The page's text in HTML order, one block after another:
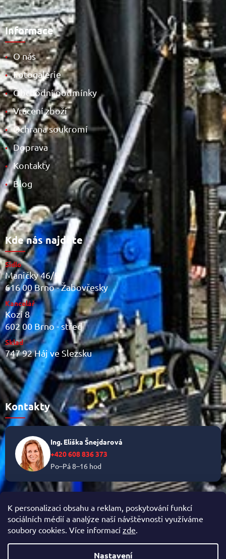
K personalizaci obsahu a reklam, poskytování funkcí
sociálních médií a analýze naší návštěvnosti využíváme
soubory cookies. Více informací zde.
Nastavení
Informace
• O nás
• Fotogalerie
• Obchodní podmínky
• Vrácení zboží
• Ochrana soukromí
• Doprava
• Kontakty
• Blog
Kde nás najdete
Sídlo
Maničky 46/5
616 00 Brno - Žabovřesky
Kancelář
Kozí 8
602 00 Brno - střed
Sklad
747 92 Háj ve Slezsku
Kontakty
Ing. Eliška Šnejdarová
+420 608 836 373
Po–Pá 8–16 hod
Vytvořil Shoptet